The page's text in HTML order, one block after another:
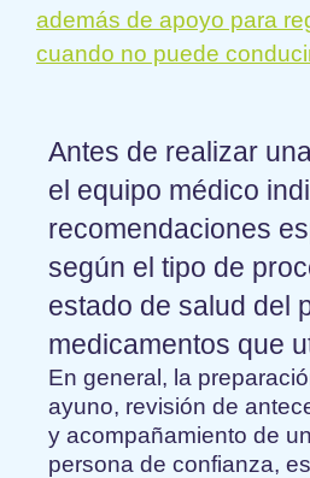
además de apoyo para
cuando no puede
Antes de realizar
el equipo médico
recomendaciones
según el tipo de
estado de salud del
medicamentos que
En general, la
ayuno, revisión de
y acompañamiento de
persona de confianza,